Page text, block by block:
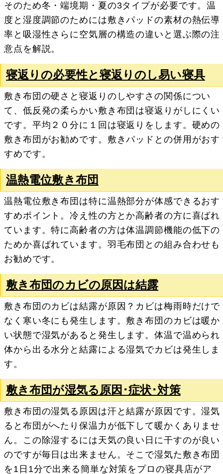
そのため冬・端境期・夏の3タイプが必要です。温
度と湿度調節のためには敷きパッドの素材の熱伝導
率と吸湿性さらに空気層の構造の違いと選ぶ際の注
意点を解説。
寝返りの必要性と寝返りのし易い寝具
敷き布団の硬さと寝返りのしやすさの関係につい
て、低反発の柔らかい敷き布団は寝返りがしにくい
です。平均２０分に１回は寝返りをします。硬めの
敷き布団がお勧めです。敷きパッドとの併用がおす
すめです。
温熱電位敷き布団
温熱電位敷き布団は特に温熱部分が体感できるおす
すめポイント。冷え性の方とか高齢者の方に喜ばれ
ています。特に高齢者の方は体温調節機能の低下の
ためか喜ばれています。羽毛布団との組み合わせも
お勧めです。
敷き布団のカビの原因は結露
敷き布団のカビは結露が原因？カビは梅雨時だけで
なく寒い冬にも発生します。敷き布団のカビは暖か
い状態で湿気があると発生します。体温で温められ
体から出る水分と結露による湿気でカビは発生しま
す。
敷き布団が湿気る原因･症状･対策
敷き布団の湿気る原因は汗と結露が原因です。湿気
ると布団がへたり保温力が低下して暖かくありませ
ん。この除湿するには天気の良い日に干すのが良い
のですが毎日は出来ません。そこで湿気た敷き布団
を1日1分で出来る簡単な対策をプロの寝具店がア